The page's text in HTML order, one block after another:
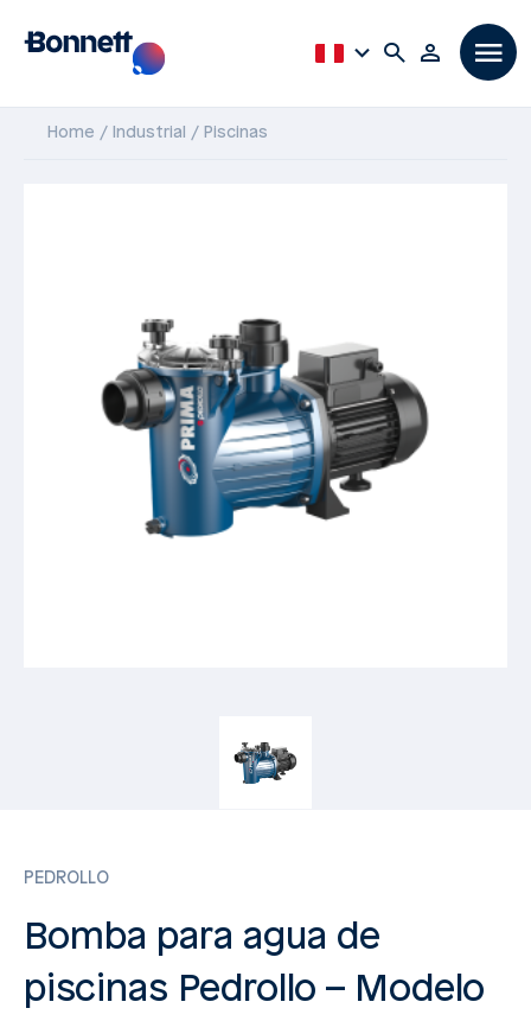
Home Industrial Piscinas
PEDROLLO
Bomba para agua de
piscinas Pedrollo – Modelo